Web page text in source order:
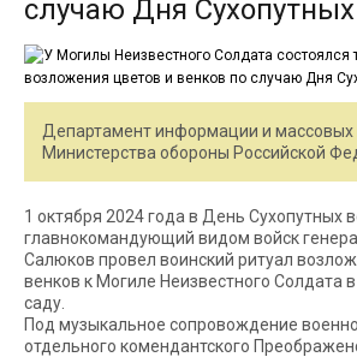
случаю Дня
Департамент информации и
Министерства обороны Российской
1 октября 2024 года в День Сухопутных
главнокомандующий видом войск
Салюков провел воинский ритуал
венков к Могиле Неизвестного Солдата
саду.
Под музыкальное сопровождение
отдельного комендантского